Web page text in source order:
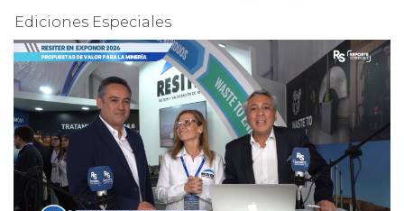
Ediciones Especiales